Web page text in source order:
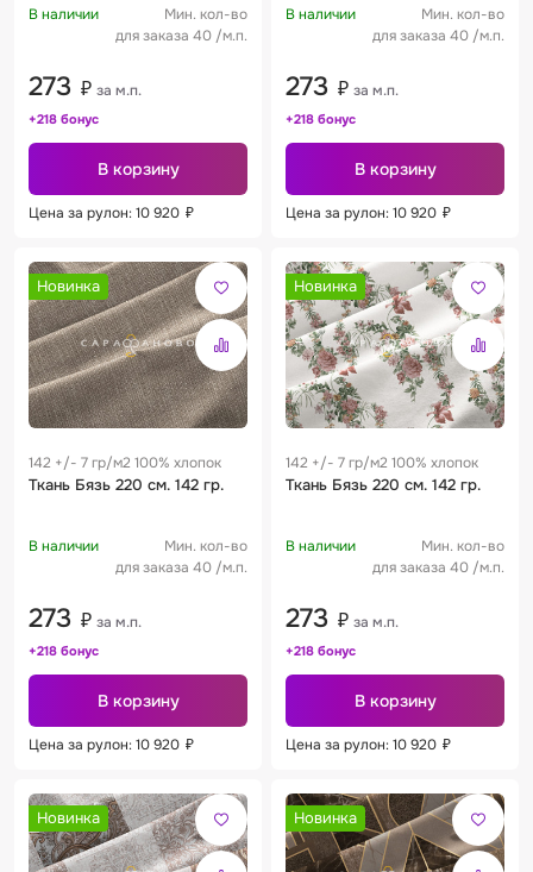
В наличии
Мин. кол-во
для заказа 40 /м.п.
273 ₽ за м.п.
+218 бонус
В корзину
Цена за рулон: 10 920 ₽
В наличии
Мин. кол-во
для заказа 40 /м.п.
273 ₽ за м.п.
+218 бонус
В корзину
Цена за рулон: 10 920 ₽
Новинка
142 +/- 7 гр/м2 100% хлопок
Ткань Бязь 220 см. 142 гр.
В наличии
Мин. кол-во
для заказа 40 /м.п.
273 ₽ за м.п.
+218 бонус
В корзину
Цена за рулон: 10 920 ₽
Новинка
142 +/- 7 гр/м2 100% хлопок
Ткань Бязь 220 см. 142 гр.
В наличии
Мин. кол-во
для заказа 40 /м.п.
273 ₽ за м.п.
+218 бонус
В корзину
Цена за рулон: 10 920 ₽
Новинка Новинка